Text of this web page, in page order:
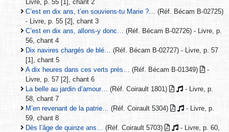
Livre, p. 55 [1], chant 2
C’est en dix ans, t’en souviens-tu Marie ?…
(Réf. Bécam B-02725)
- Livre, p. 55 [2], chant 3
C’est en dix ans, allons-y donc…
(Réf. Bécam B-02726) - Livre, p.
56, chant 4
Dix navires chargés de blé…
(Réf. Bécam B-02727) - Livre, p. 57
[1], chant 5
A dix heures dans ces verts prés…
(Réf. Bécam B-01349)
-
Livre, p. 57 [2], chant 6
La belle au jardin d’amour…
(Réf. Coirault 1801)
- Livre, p.
58, chant 7
M’en revenant de la patrie…
(Réf. Coirault 5304)
- Livre, p.
59, chant 8
Dès l’âge de quinze ans…
(Réf. Coirault 5703)
- Livre, p. 60,